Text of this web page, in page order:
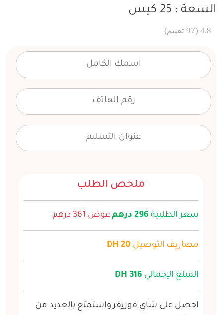
السعة : 25 كيس
4.8 (97 تقييم)
ملخص الطلب
سعر الطلبية 296 درهم عوض 361 درهم
مصاريف التوصيل 20 DH
المبلغ الإجمالي 316 DH
احصل على شاي فوريفر واستمتع بالعديد من